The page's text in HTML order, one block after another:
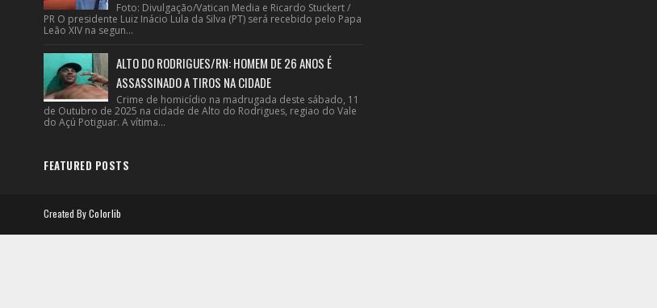
Foto: Divulgação/Vatican Media e Ricardo Stuckert /
PR O presidente Luiz Inácio Lula da Silva (PT) será recebido pelo Papa
Leão XIV na segun...
ALTO DO RODRIGUES/RN: HOMEM DE 26 ANOS É
ASSASSINADO A TIROS NA CIDADE
Crime de homicídio na madrugada deste sábado, 11
de Outubro de 2025 na cidade de Alto do Rodrigues, regiao do Vale
do Açú Potiguar. A vítima...
FEATURED POSTS
Created ByColorlib